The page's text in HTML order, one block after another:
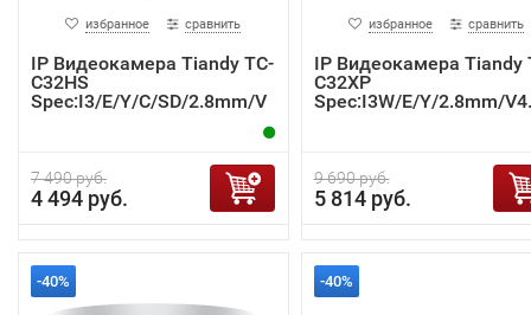
избранное сравнить
IP Видеокамера Tiandy TC-
C32HS
Spec:I3/E/Y/C/SD/2.8mm/V
7 490 руб.
4 494 руб.
избранное сравнить
IP Видеокамера Tiandy
C32XP
Spec:I3W/E/Y/2.8mm/
9 690 руб.
5 814 руб.
-40% -40%